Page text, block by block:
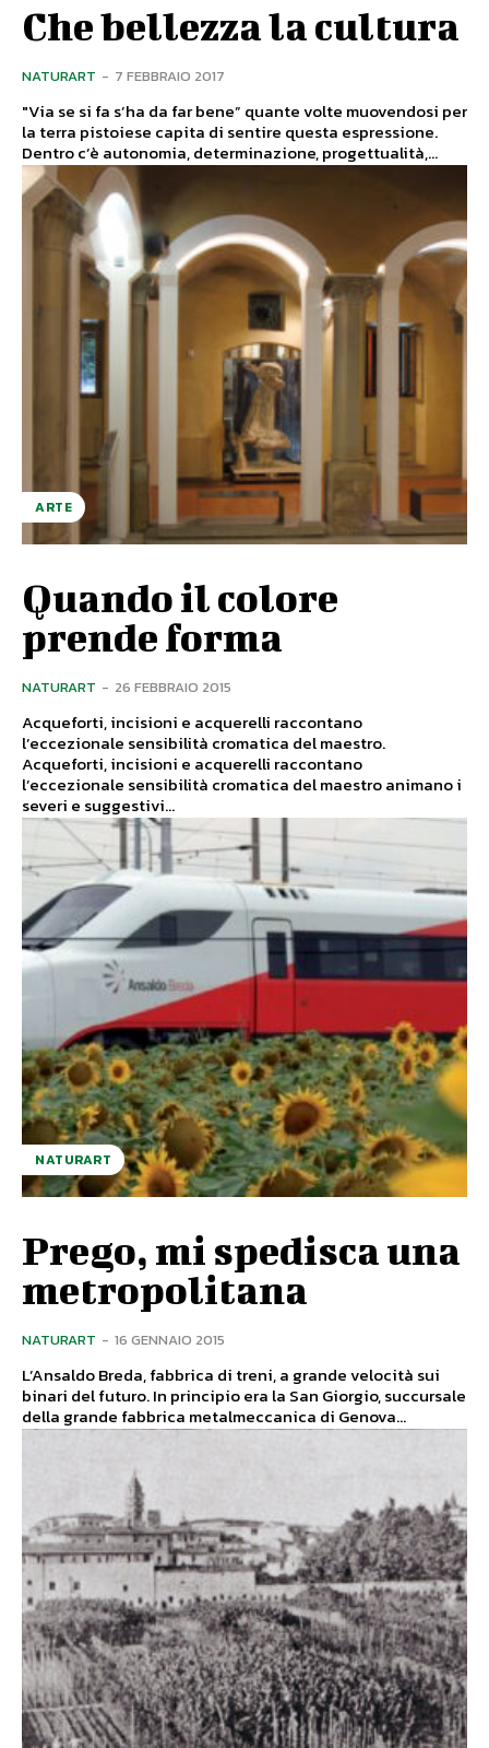
Che bellezza la cultura
NATURART - 7 FEBBRAIO 2017
"Via se si fa s’ha da far bene” quante volte muovendosi per
la terra pistoiese capita di sentire questa espressione.
Dentro c’è autonomia, determinazione, progettualità,...
ARTE
Quando il colore
prende forma
NATURART - 26 FEBBRAIO 2015
Acqueforti, incisioni e acquerelli raccontano
l’eccezionale sensibilità cromatica del maestro.
Acqueforti, incisioni e acquerelli raccontano
l’eccezionale sensibilità cromatica del maestro animano i
severi e suggestivi...
NATURART
Prego, mi spedisca una
metropolitana
NATURART - 16 GENNAIO 2015
L’Ansaldo Breda, fabbrica di treni, a grande velocità sui
binari del futuro. In principio era la San Giorgio, succursale
della grande fabbrica metalmeccanica di Genova...